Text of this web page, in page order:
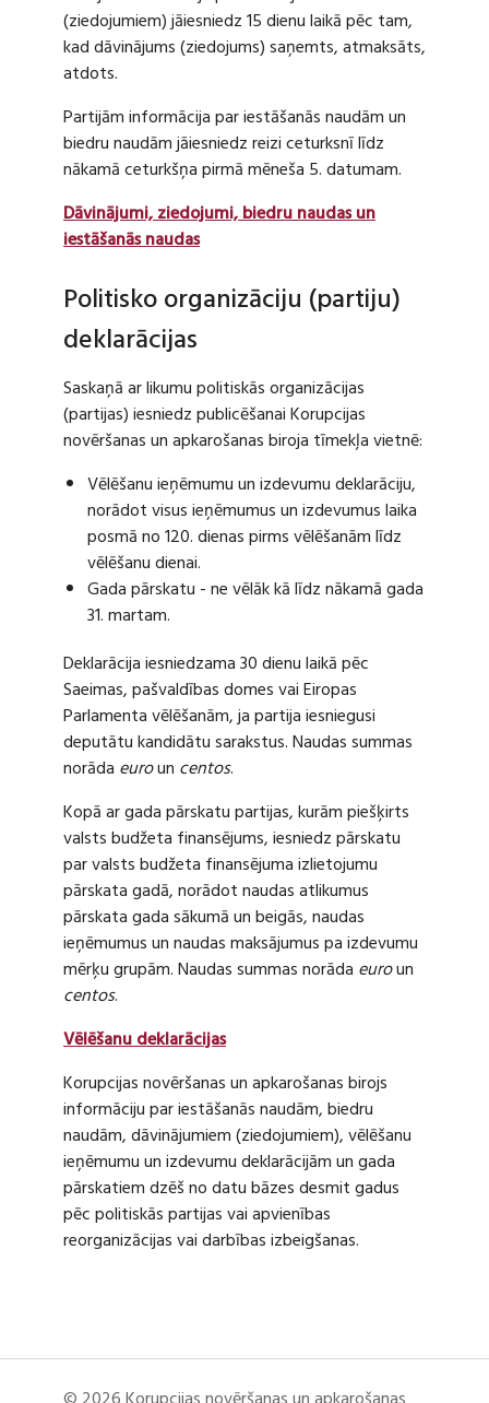
(ziedojumiem) jāiesniedz 15 dienu laikā pēc tam,
kad dāvinājums (ziedojums) saņemts, atmaksāts,
atdots.
Partijām informācija par iestāšanās naudām un
biedru naudām jāiesniedz reizi ceturksnī līdz
nākamā ceturkšņa pirmā mēneša 5. datumam.
Dāvinājumi, ziedojumi, biedru naudas un
iestāšanās naudas
Politisko organizāciju (partiju)
deklarācijas
Saskaņā ar likumu politiskās organizācijas
(partijas) iesniedz publicēšanai Korupcijas
novēršanas un apkarošanas biroja tīmekļa vietnē:
Vēlēšanu ieņēmumu un izdevumu deklarāciju,
norādot visus ieņēmumus un izdevumus laika
posmā no 120. dienas pirms vēlēšanām līdz
vēlēšanu dienai.
Gada pārskatu - ne vēlāk kā līdz nākamā gada
31. martam.
Deklarācija iesniedzama 30 dienu laikā pēc
Saeimas, pašvaldības domes vai Eiropas
Parlamenta vēlēšanām, ja partija iesniegusi
deputātu kandidātu sarakstus. Naudas summas
norāda euroun centos.
Kopā ar gada pārskatu partijas, kurām piešķirts
valsts budžeta finansējums, iesniedz pārskatu
par valsts budžeta finansējuma izlietojumu
pārskata gadā, norādot naudas atlikumus
pārskata gada sākumā un beigās, naudas
ieņēmumus un naudas maksājumus pa izdevumu
mērķu grupām. Naudas summas norāda euroun
centos.
Vēlēšanu deklarācijas
Korupcijas novēršanas un apkarošanas birojs
informāciju par iestāšanās naudām, biedru
naudām, dāvinājumiem (ziedojumiem), vēlēšanu
ieņēmumu un izdevumu deklarācijām un gada
pārskatiem dzēš no datu bāzes desmit gadus
pēc politiskās partijas vai apvienības
reorganizācijas vai darbības izbeigšanas.